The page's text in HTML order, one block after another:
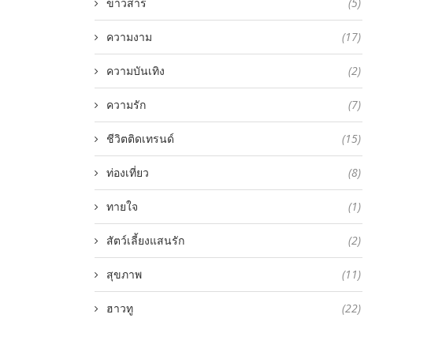
ความงาม (17)
ความบันเทิง (2)
ความรัก (7)
ชีวิตติดเทรนด์ (15)
ท่องเที่ยว (8)
ทายใจ (1)
สัตว์เลี้ยงแสนรัก (2)
สุขภาพ (11)
ฮาวทู (22)